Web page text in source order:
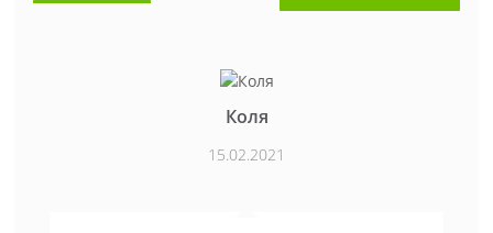
Коля
15.02.2021